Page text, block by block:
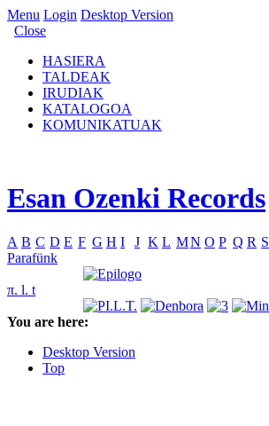
Menu Login Desktop Version
Close
HASIERA
TALDEAK
IRUDIAK
KATALOGOA
KOMUNIKATUAK
Esan Ozenki Records
A B C D E F G H I J K L MN O P Q R S
Parafünk
π. l. t
You are here:
Desktop Version
Top